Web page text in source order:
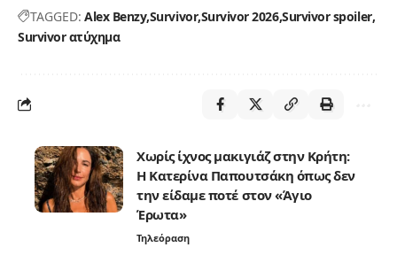
TAGGED: Alex BenzySurvivor Survivor 2026Survivor spoiler
Survivor ατύχημα
Χωρίς ίχνος μακιγιάζ στην Κρήτη:
Η Κατερίνα Παπουτσάκη όπως δεν
την είδαμε ποτέ στον «Άγιο
Έρωτα»
Τηλεόραση